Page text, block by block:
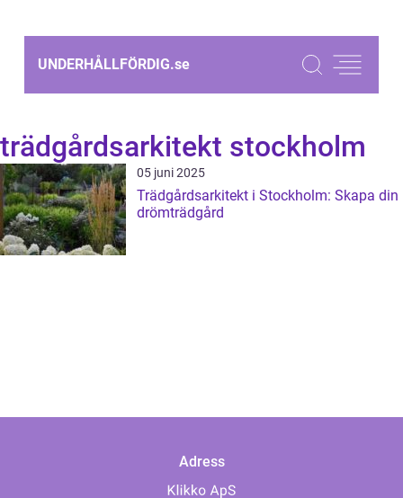
UNDERHÅLLFÖRDIG.se
trädgårdsarkitekt stockholm
05 juni 2025
Trädgårdsarkitekt i Stockholm: Skapa din
drömträdgård
Adress